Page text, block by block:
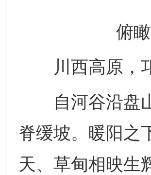
俯
川西高原，邛
自河谷沿盘山
脊缓坡。暖阳之
天、草甸相映生